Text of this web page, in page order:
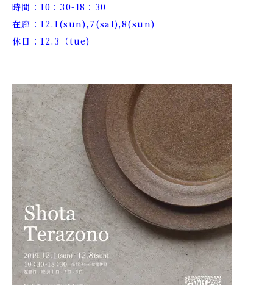
時間：10：30-18：30
在廊：12.1(sun),7(sat),8(sun)
休日：12.3（tue)